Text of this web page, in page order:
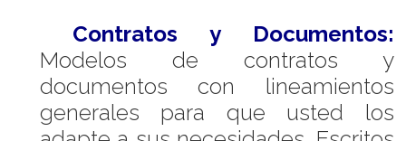
Contratos y Documentos:
Modelos de contratos y
documentos con lineamientos
generales para que usted los